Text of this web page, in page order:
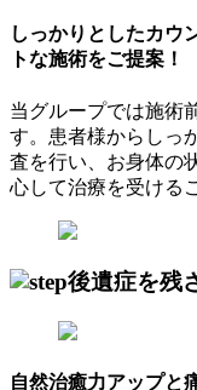
しっかりとしたカウ
トな施術をご提案！
当グループでは施術
す。患者様からしっ
査を行い、お身体の
心して治療を受ける
後遺症を残
自然治癒力アップと